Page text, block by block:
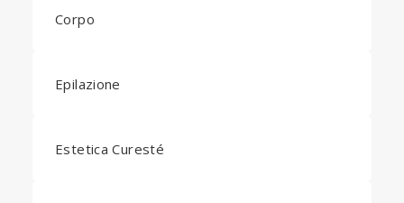
Corpo
Epilazione
Estetica Curesté